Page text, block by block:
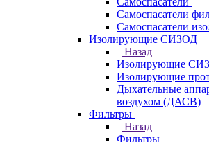
Самоспасатели
Самоспасатели
Изолирующие СИЗОД
Назад
Изолирующие
Изолирующие
Дыхательные
воздухом (ДАСВ)
Фильтры
Назад
Фильтры